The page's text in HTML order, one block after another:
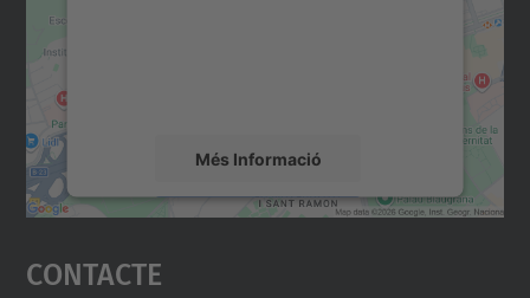
Més Informació
Accepta
powered by
Contacte